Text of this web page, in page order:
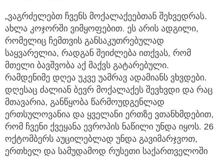
„ვაგრძელებთ ჩვენს მოქალაქეებთან შეხვედრას.
ახლა კოჯორში ვიმყოფებით. ეს არის ადგილი,
რომელიც ჩემთვის განსაკუთრებულად
საყვარელია, რადგან შეიძლება ითქვას, რომ
მთელი ბავშვობა აქ მაქვს გატარებული.
რამდენიმე დღეა უკვე უამრავ ადამიანს ვხვდები.
დღესაც ძალიან ბევრ მოქალაქეს შევხვდი და რაც
მთავარია, განწყობა წარმოუდგენლად
ერთსულოვანია და ყველანი ერთზე ვთანხმდებით,
რომ ჩვენი ქვეყანა ევროპის ნაწილი უნდა იყოს. 26
ოქტომბერს აუცილებლად უნდა გავიმარჯვოთ,
ერთხელ და სამუდამოდ რუსეთი საქართველოში